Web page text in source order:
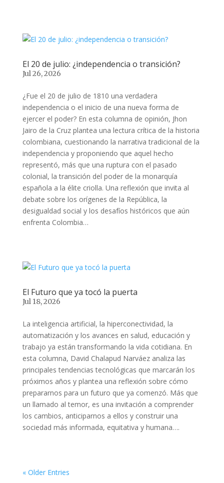
El 20 de julio: ¿independencia o transición?
Jul 26, 2026
¿Fue el 20 de julio de 1810 una verdadera
independencia o el inicio de una nueva forma de
ejercer el poder? En esta columna de opinión, Jhon
Jairo de la Cruz plantea una lectura crítica de la historia
colombiana, cuestionando la narrativa tradicional de la
independencia y proponiendo que aquel hecho
representó, más que una ruptura con el pasado
colonial, la transición del poder de la monarquía
española a la élite criolla. Una reflexión que invita al
debate sobre los orígenes de la República, la
desigualdad social y los desafíos históricos que aún
enfrenta Colombia…
El Futuro que ya tocó la puerta
Jul 18, 2026
La inteligencia artificial, la hiperconectividad, la
automatización y los avances en salud, educación y
trabajo ya están transformando la vida cotidiana. En
esta columna, David Chalapud Narváez analiza las
principales tendencias tecnológicas que marcarán los
próximos años y plantea una reflexión sobre cómo
prepararnos para un futuro que ya comenzó. Más que
un llamado al temor, es una invitación a comprender
los cambios, anticiparnos a ellos y construir una
sociedad más informada, equitativa y humana….
« Older Entries